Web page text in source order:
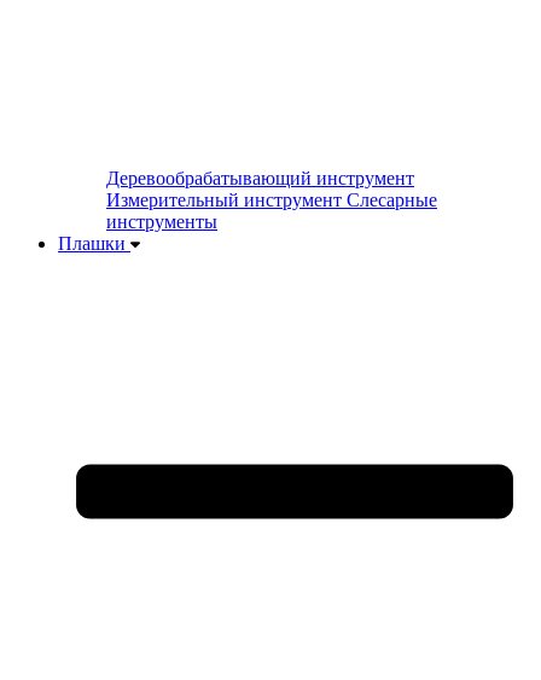
Деревообрабатывающий инструмент
Измерительный инструмент Слесарные
инструменты
Плашки